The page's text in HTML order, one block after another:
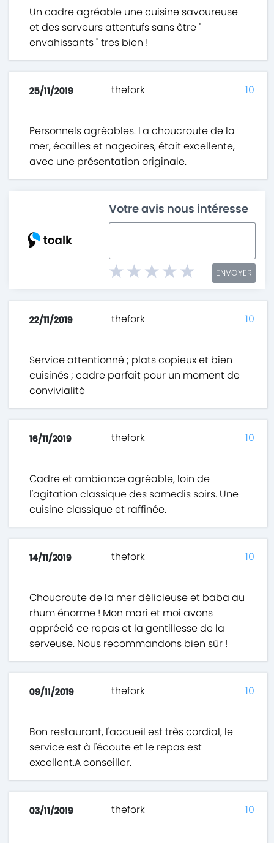
Un cadre agréable une cuisine savoureuse
et des serveurs attentufs sans être "
envahissants " tres bien !
25/11/2019 thefork
Personnels agréables. La choucroute de la
mer, écailles et nageoires, était excellente,
avec une présentation originale.
10
Votre avis nous intéresse
ENVOYER
22/11/2019 thefork
Service attentionné ; plats copieux et bien
cuisinés ; cadre parfait pour un moment de
convivialité
10
16/11/2019 thefork
Cadre et ambiance agréable, loin de
l'agitation classique des samedis soirs. Une
cuisine classique et raffinée.
10
14/11/2019 thefork
Choucroute de la mer délicieuse et baba au
rhum énorme ! Mon mari et moi avons
apprécié ce repas et la gentillesse de la
serveuse. Nous recommandons bien sûr !
10
09/11/2019 thefork
Bon restaurant, l'accueil est très cordial, le
service est à l'écoute et le repas est
excellent.A conseiller.
10
03/11/2019 thefork 10